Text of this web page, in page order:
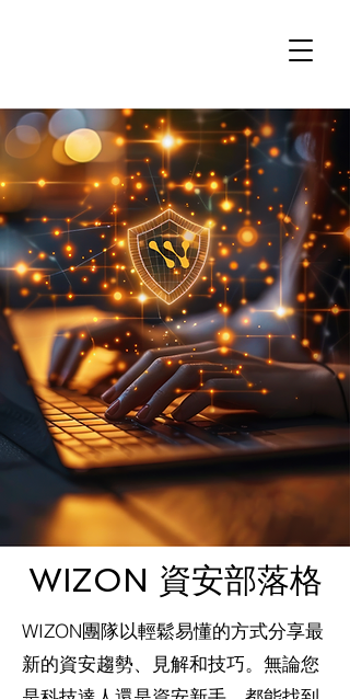
WIZON 資安部落格
WIZON團隊以輕鬆易懂的方式分享最
新的資安趨勢、見解和技巧。無論您